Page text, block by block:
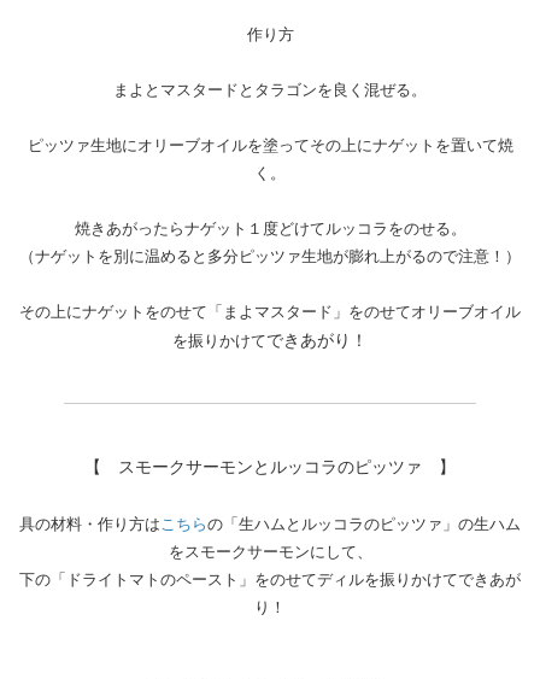
作り方
まよとマスタードとタラゴンを良く混ぜる。
ピッツァ生地にオリーブオイルを塗ってその上にナゲットを置いて焼
く。
焼きあがったらナゲット１度どけてルッコラをのせる。
（ナゲットを別に温めると多分ピッツァ生地が膨れ上がるので注意！）
その上にナゲットをのせて「まよマスタード」をのせてオリーブオイル
を振りかけてできあがり！
【 スモークサーモンとルッコラのピッツァ 】
具の材料・作り方は こちらの「生ハムとルッコラのピッツァ」の生ハム
をスモークサーモンにして、
下の「ドライトマトのペースト」をのせてディルを振りかけてできあが
り！